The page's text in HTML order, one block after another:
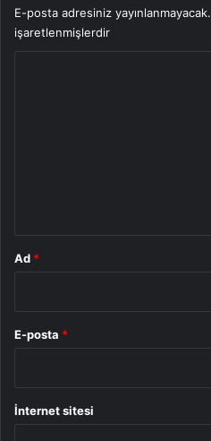
E-posta adresiniz yayınlanmayacak.
işaretlenmişlerdir
Ad *
E-posta *
İnternet sitesi